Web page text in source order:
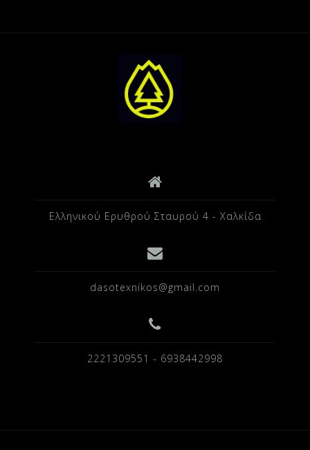
Ελληνικού Ερυθρού Σταυρού 4 - Χαλκίδα
dasotexnikos@gmail.com
2221309551 - 6938442998